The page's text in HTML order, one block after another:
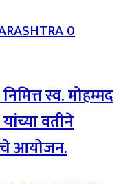
0
स्व. मोहम्मद
वतीने
आयोजन.